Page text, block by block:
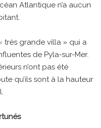
Atlantique n’a aucun
très grande villa » qui a
de Pyla-sur-Mer.
n’ont pas été
qu’ils sont à la hauteur